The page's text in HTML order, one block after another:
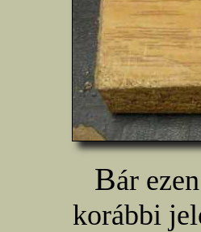
Bár
korábbi